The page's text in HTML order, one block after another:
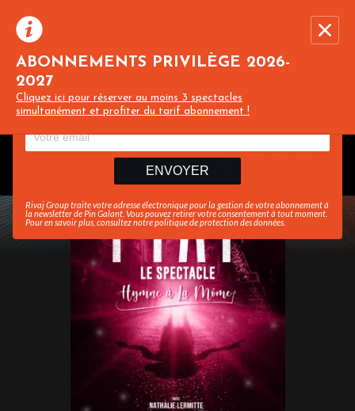
ABONNEMENTS PRIVILÈGE 2026-
2027
Cliquez ici pour réserver au moins 3 spectacles
simultanément et profiter du tarif abonnement !
Recevez toute l’actualité en vous abonnant à
notre newsletter :
ENVOYER
Rivaj Group traite votre adresse électronique pour la gestion de votre abonnement à
la newsletter dePin Galant . Vous pouvez retirer votre consentement à tout moment.
Pour en savoir plus, consultez notrepolitique de protection des données